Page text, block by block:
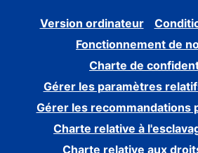
Version ordinateur
Fonctionnement de
Charte de
Gérer les paramètres
Gérer les recommandations
Charte relative à
Charte relative aux